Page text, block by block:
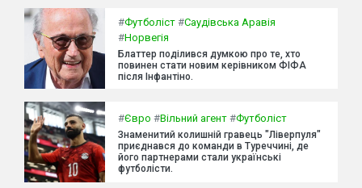
#Футболіст #Саудівська Аравія
#Норвегія
Блаттер поділився думкою про те, хто
повинен стати новим керівником ФІФА
після Інфантіно.
#Євро #Вільний агент #Футболіст
Знаменитий колишній гравець "Ліверпуля"
приєднався до команди в Туреччині, де
його партнерами стали українські
футболісти.